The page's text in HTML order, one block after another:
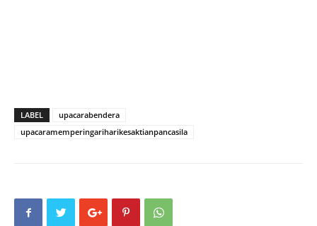
LABEL
upacarabendera
upacaramemperingariharikesaktianpancasila